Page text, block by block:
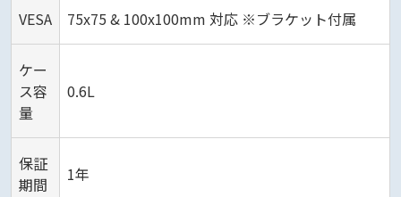
VESA 75x75 & 100x100mm 対応 ※ブラケット付属
ケー
ス容
量
0.6L
保証
期間
1年